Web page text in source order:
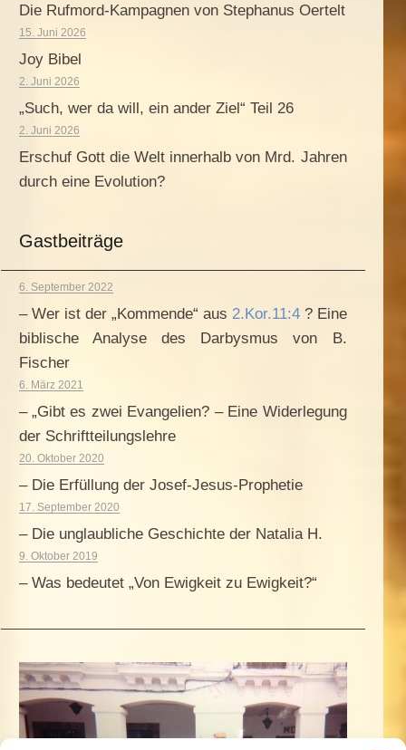
Die Rufmord-Kampagnen von Stephanus Oertelt
15. Juni 2026
Joy Bibel
2. Juni 2026
„Such, wer da will, ein ander Ziel“ Teil 26
2. Juni 2026
Erschuf Gott die Welt innerhalb von Mrd. Jahren
durch eine Evolution?
Gastbeiträge
6. September 2022
– Wer ist der „Kommende“ aus 2.Kor.11:4? Eine
biblische Analyse des Darbysmus von B.
Fischer
6. März 2021
– „Gibt es zwei Evangelien? – Eine Widerlegung
der Schriftteilungslehre
20. Oktober 2020
– Die Erfüllung der Josef-Jesus-Prophetie
17. September 2020
– Die unglaubliche Geschichte der Natalia H.
9. Oktober 2019
– Was bedeutet „Von Ewigkeit zu Ewigkeit?“